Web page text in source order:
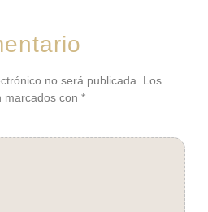
no será publicada.